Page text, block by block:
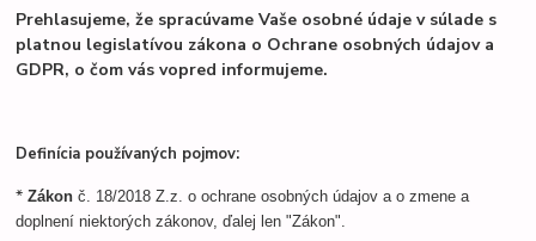
Prehlasujeme, že spracúvame Vaše osobné údaje v súlade s
platnou legislatívou zákona o Ochrane osobných údajov a
GDPR, o čom vás vopred informujeme.
Definícia používaných pojmov:
*Zákonč. 18/2018 Z.z. o ochrane osobných údajov a o zmene a
doplnení niektorých zákonov, ďalej len "Zákon".